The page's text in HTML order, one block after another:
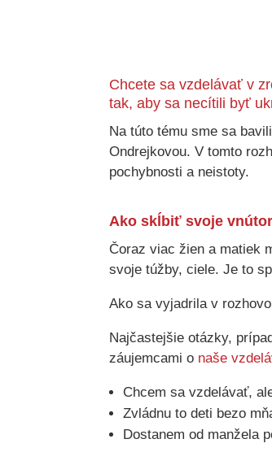
Chcete sa vzdelávať v
tak, aby sa necítili byť
Na túto tému sme sa
Ondrejkovou. V tomto
pochybnosti a neistoty.
Ako skĺbiť svoje
Čoraz viac žien a matiek
svoje túžby, ciele. Je to
Ako sa vyjadrila v
Najčastejšie otázky,
záujemcami o naše
Chcem sa vzdelávať,
Zvládnu to deti bezo
Dostanem od manžela